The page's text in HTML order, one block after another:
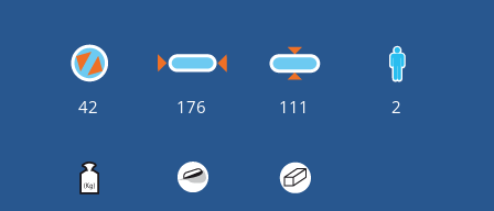
42 176 111 2